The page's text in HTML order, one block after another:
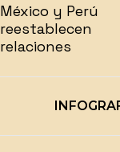
México y Perú
reestablecen
relaciones